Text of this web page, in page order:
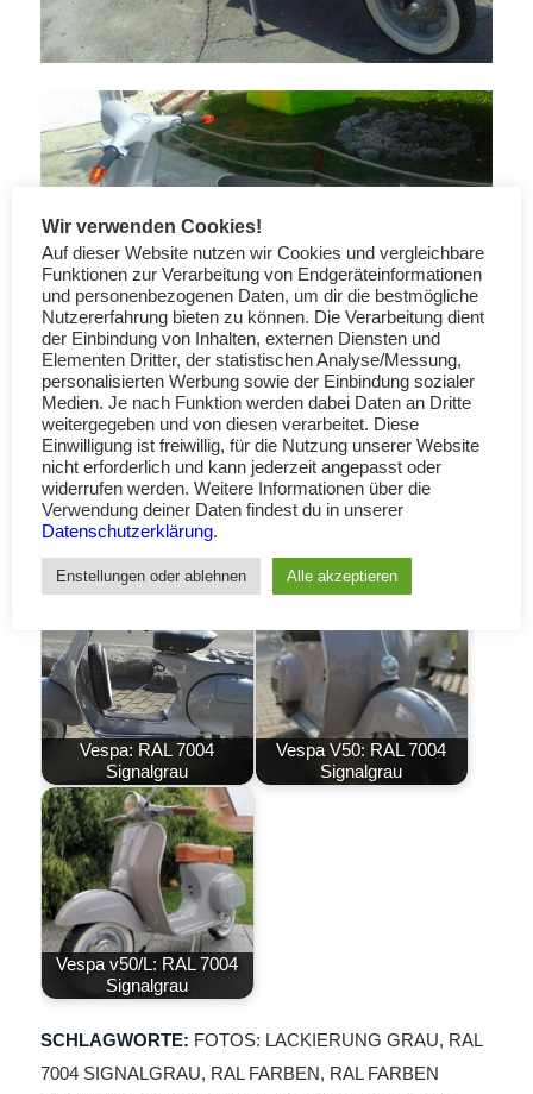
Der Lack RAL 7004 Signalgrau ist auch bekannt
als: Signal Grey (Englisch), Signaalgrijs (Dutch),
Gris de sécurité (Französich), Grigio segnale
(Italienisch) oder Gris senales (Spanisch).
Vespa: RAL 7004
Signalgrau
Vespa V50: RAL 7004
Signalgrau
Vespa v50/L: RAL 7004
Signalgrau
SCHLAGWORTE: FOTOS: LACKIERUNG GRAU, RAL
7004 SIGNALGRAU, RAL FARBEN, RAL FARBEN
Wir verwenden Cookies!
Auf dieser Website nutzen wir Cookies und vergleichbare
Funktionen zur Verarbeitung von Endgeräteinformationen
und personenbezogenen Daten, um dir die bestmögliche
Nutzererfahrung bieten zu können. Die Verarbeitung dient
der Einbindung von Inhalten, externen Diensten und
Elementen Dritter, der statistischen Analyse/Messung,
personalisierten Werbung sowie der Einbindung sozialer
Medien. Je nach Funktion werden dabei Daten an Dritte
weitergegeben und von diesen verarbeitet. Diese
Einwilligung ist freiwillig, für die Nutzung unserer Website
nicht erforderlich und kann jederzeit angepasst oder
widerrufen werden. Weitere Informationen über die
Verwendung deiner Daten findest du in unserer
Datenschutzerklärung.
Enstellungen oder ablehnen Alle akzeptieren